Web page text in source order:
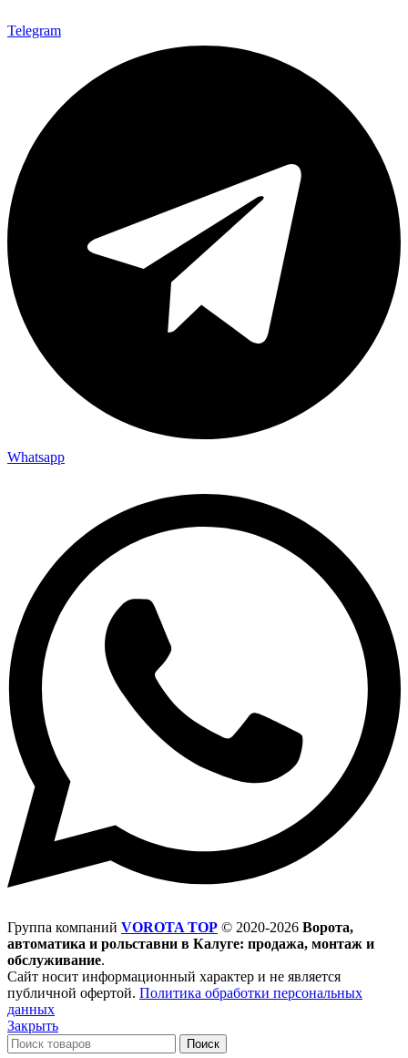
Telegram
Whatsapp
Группа компаний VOROTA TOP © 2020-2026 Ворота,
автоматика и рольставни в Калуге: продажа, монтаж и
обслуживание.
Сайт носит информационный характер и не является
публичной офертой. Политика обработки персональных
данных
Закрыть
Поиск